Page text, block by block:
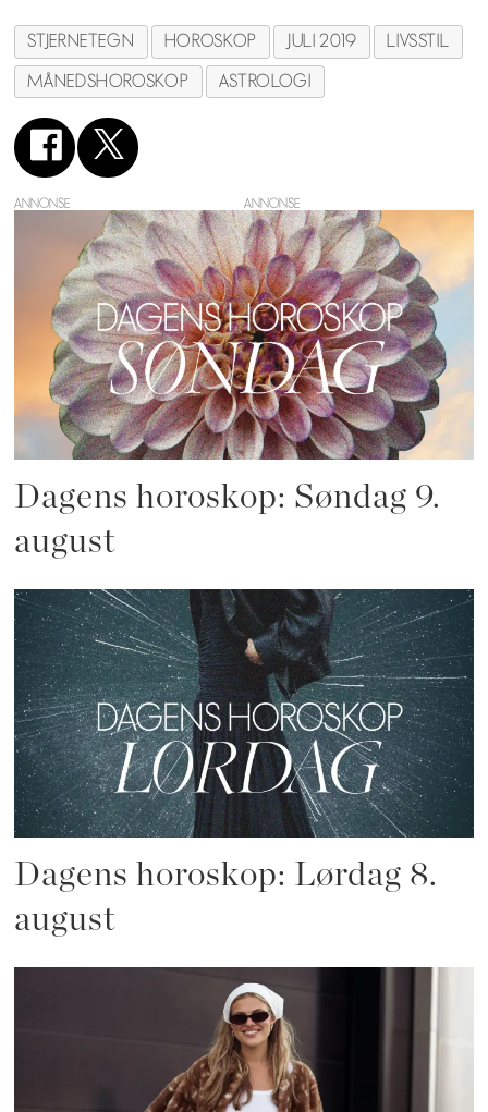
STJERNETEGN HOROSKOP JULI 2019
LIVSSTIL
MÅNEDSHOROSKOP
ASTROLOGI
ANNONSE
Dagens horoskop: Søndag 9.
august
Dagens horoskop: Lørdag 8.
august